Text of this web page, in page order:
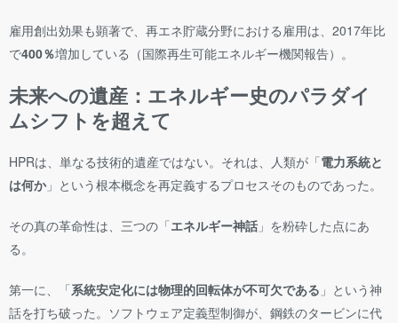
雇用創出効果も顕著で、再エネ貯蔵分野における雇用は、2017年比
で400％増加している（国際再生可能エネルギー機関報告）。
未来への遺産：エネルギー史のパラダイ
ムシフトを超えて
HPRは、単なる技術的遺産ではない。それは、人類が「電力系統と
は何か」という根本概念を再定義するプロセスそのものであった。
その真の革命性は、三つの「エネルギー神話 」を粉砕した点にあ
る。
第一に、「系統安定化には物理的回転体が不可欠である 」という神
話を打ち破った。ソフトウェア定義型制御が、鋼鉄のタービンに代